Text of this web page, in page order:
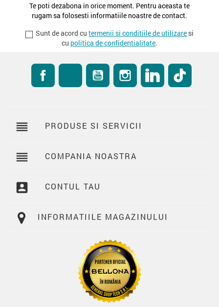
Te poti dezabona in orice moment. Pentru aceasta te
rugam sa folosesti informatiile noastre de contact.
Sunt de acord cu termenii si conditiile de utilizare si
cu politica de confidentialitate.
FacebookRSS YouTube InstagramLinkedIn
reorder PRODUSE SI SERVICII
reorder COMPANIA NOASTRA
account_box CONTUL TAU
INFORMATIILE MAGAZINULUI